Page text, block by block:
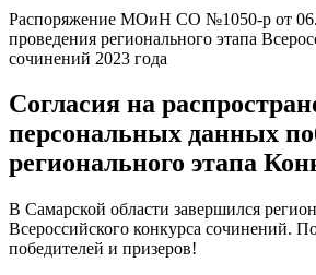
Распоряжение МОиН СО №1050-р от
проведения регионального этапа
сочинений 2023 года
Согласия на
персональных данных
регионального этапа
В Самарской области завершился
Всероссийского конкурса сочинений.
победителей и призеров!